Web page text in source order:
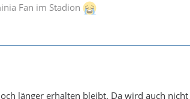
Fan im Stadion
länger erhalten bleibt. Da wird auch nicht